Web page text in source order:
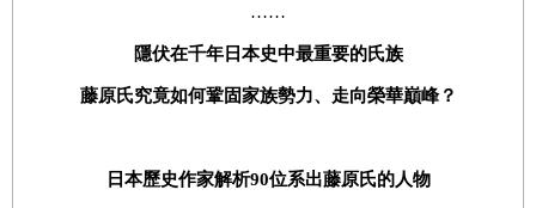
……
隱伏在千年日本史中最重要的氏族
藤原氏究竟如何鞏固家族勢力、走向榮華巔峰？
日本歷史作家解析90位系出藤原氏的人物